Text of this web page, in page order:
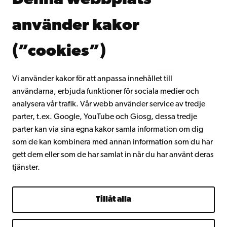
använder kakor
(”cookies”)
Vi använder kakor för att anpassa innehållet till
användarna, erbjuda funktioner för sociala medier och
analysera vår trafik. Vår webb använder service av tredje
parter, t.ex. Google, YouTube och Giosg, dessa tredje
parter kan via sina egna kakor samla information om dig
som de kan kombinera med annan information som du har
gett dem eller som de har samlat in när du har använt deras
tjänster.
Tillåt alla
Gå med i Åbo Akademis alumnnätverk
Intranätet
Facebook InstagramYouTube LinkedIn Blog Snapchat